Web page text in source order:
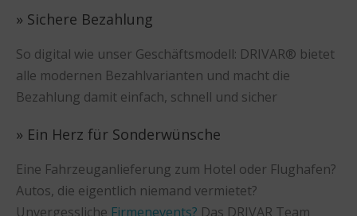
» Sichere Bezahlung
So digital wie unser Geschäftsmodell: DRIVAR® bietet
alle modernen Bezahlvarianten und macht die
Bezahlung damit einfach, schnell und sicher
» Ein Herz für Sonderwünsche
Eine Fahrzeuganlieferung zum Hotel oder Flughafen?
Autos, die eigentlich niemand vermietet?
Unvergessliche Firmenevents? Das DRIVAR Team